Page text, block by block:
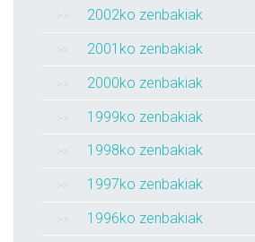
2002ko zenbakiak
2001ko zenbakiak
2000ko zenbakiak
1999ko zenbakiak
1998ko zenbakiak
1997ko zenbakiak
1996ko zenbakiak